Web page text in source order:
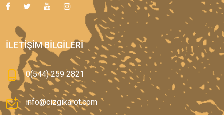
İLETIŞIM BILGILERI
0(544) 259 2821
info@cizgikarot.com